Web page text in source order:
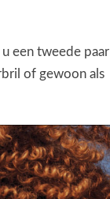
een tweede paar
of gewoon als